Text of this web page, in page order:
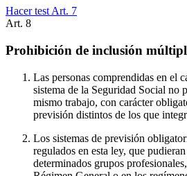
Hacer test Art. 7
Art. 8
Prohibición de inclusión
Las personas comprendidas en el
sistema de la Seguridad Social no
mismo trabajo, con carácter
previsión distintos de los que
Los sistemas de previsión
regulados en esta ley, que
determinados grupos